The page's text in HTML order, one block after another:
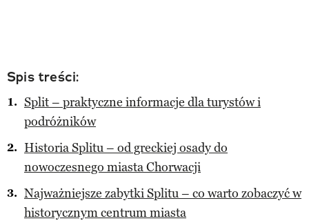
Spis treści:
Split – praktyczne informacje dla turystów i
podróżników
Historia Splitu – od greckiej osady do
nowoczesnego miasta Chorwacji
Najważniejsze zabytki Splitu – co warto zobaczyć w
historycznym centrum miasta